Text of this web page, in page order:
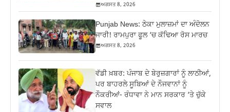
ਅਗਸਤ 8, 2026
Punjab News: ਠੇਕਾ ਮੁਲਾਜ਼ਮਾਂ ਦਾ ਅੰਦੋਲਨ
ਜਾਰੀ! ਰਾਮਪੁਰਾ ਫੂਲ ‘ਚ ਕੱਢਿਆ ਰੋਸ ਮਾਰਚ
ਅਗਸਤ 8, 2026
ਵੱਡੀ ਖ਼ਬਰ: ਪੰਜਾਬ ਦੇ ਬੇਰੁਜ਼ਗਾਰਾਂ ਨੂੰ ਲਾਠੀਆਂ,
ਪਰ ਬਾਹਰਲੇ ਸੂਬਿਆਂ ਦੇ ਨੌਜਵਾਨਾਂ ਨੂੰ
ਨੌਕਰੀਆਂ- ਰੰਧਾਵਾ ਨੇ ਮਾਨ ਸਰਕਾਰ ‘ਤੇ ਚੁੱਕੇ
ਸਵਾਲ